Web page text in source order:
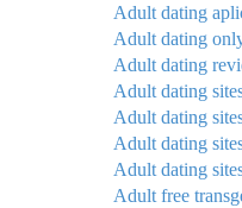
Adult dating
Adult dating
Adult dating
Adult dating
Adult dating
Adult dating
Adult dating
Adult free